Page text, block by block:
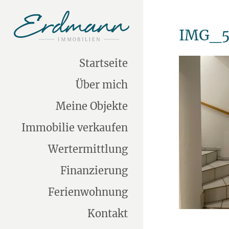
Startseite
Über mich
Meine Objekte
Immobilie verkaufen
Wertermittlung
Finanzierung
Ferienwohnung
Kontakt